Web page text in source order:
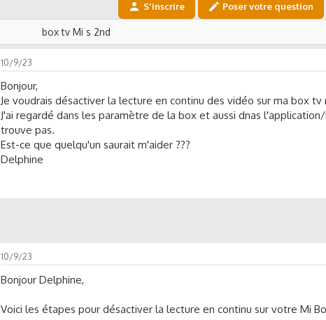
é
u
t
S'inscrire Poser votre question
box tv Mi s 2nd
10/9/23
Bonjour,
Je voudrais désactiver la lecture en continu des vidéo sur ma box
J'ai regardé dans les paramètre de la box et aussi dnas
trouve pas.
Est-ce que quelqu'un saurait m'aider ???
Delphine
10/9/23
Bonjour Delphine,
Voici les étapes pour désactiver la lecture en continu sur votre Mi